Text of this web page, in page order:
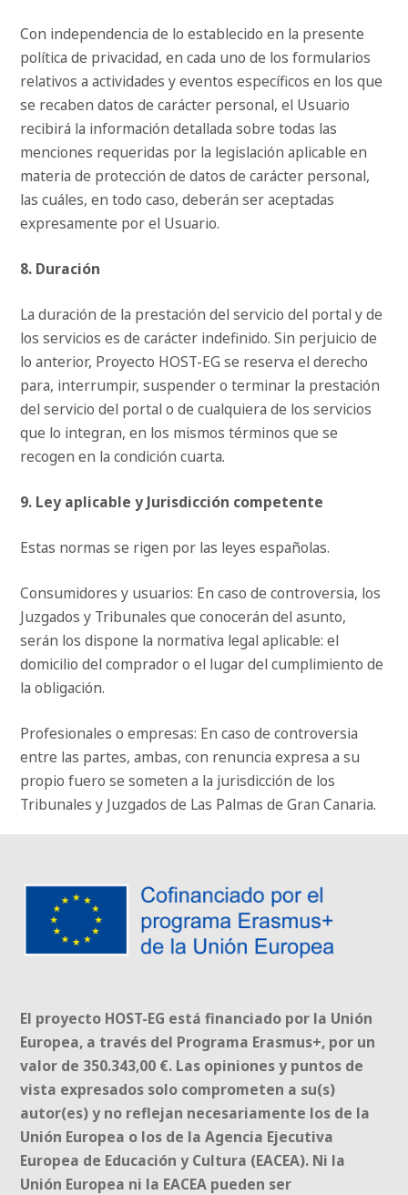
Con independencia de lo establecido en la presente
política de privacidad, en cada uno de los formularios
relativos a actividades y eventos específicos en los que
se recaben datos de carácter personal, el Usuario
recibirá la información detallada sobre todas las
menciones requeridas por la legislación aplicable en
materia de protección de datos de carácter personal,
las cuáles, en todo caso, deberán ser aceptadas
expresamente por el Usuario.
8. Duración
La duración de la prestación del servicio del portal y de
los servicios es de carácter indefinido. Sin perjuicio de
lo anterior, Proyecto HOST-EG se reserva el derecho
para, interrumpir, suspender o terminar la prestación
del servicio del portal o de cualquiera de los servicios
que lo integran, en los mismos términos que se
recogen en la condición cuarta.
9. Ley aplicable y Jurisdicción competente
Estas normas se rigen por las leyes españolas.
Consumidores y usuarios: En caso de controversia, los
Juzgados y Tribunales que conocerán del asunto,
serán los dispone la normativa legal aplicable: el
domicilio del comprador o el lugar del cumplimiento de
la obligación.
Profesionales o empresas: En caso de controversia
entre las partes, ambas, con renuncia expresa a su
propio fuero se someten a la jurisdicción de los
Tribunales y Juzgados de Las Palmas de Gran Canaria.
El proyecto HOST-EG está financiado por la Unión
Europea, a través del Programa Erasmus+, por un
valor de 350.343,00 €. Las opiniones y puntos de
vista expresados solo comprometen a su(s)
autor(es) y no reflejan necesariamente los de la
Unión Europea o los de la Agencia Ejecutiva
Europea de Educación y Cultura (EACEA). Ni la
Unión Europea ni la EACEA pueden ser